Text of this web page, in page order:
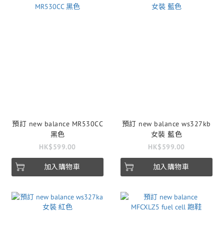
預訂 new balance MR530CC
黑色
HK$599.00
加入購物車
預訂 new balance ws327kb
女裝 藍色
HK$599.00
加入購物車